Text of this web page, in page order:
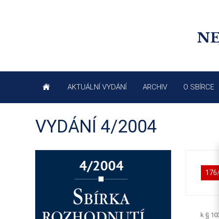
AKTUÁLNÍ VYDÁNÍ ARCHIV O SBÍRCE
VYDÁNÍ 4/2004
k §